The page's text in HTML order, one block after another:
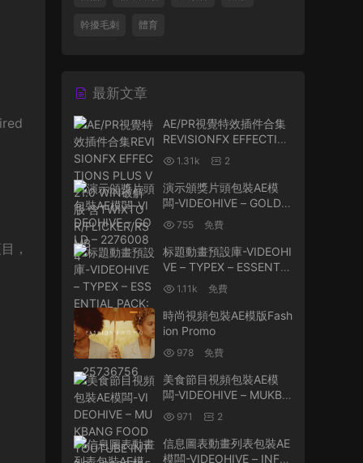
，
幹擾毛刺 體育
最新文章
AE/PR視覺特效插件合集
REVISIONFX EFFECTIO
NS PLUS V21.0 WIN破解
版 含TWIXTOR/FLICKE
R/RSMB
1.31k 2
演示頒獎片頭包裝AE模
闆-VIDEOHIVE – GOLD –
22760084
755 免費
标題動畫預設庫-VIDEOHI
VE – TYPEX – ESSENTIA
L PACK: TITLE ANIMATI
ON PRESETS LIBRARY
V1.2.2 – 25736756
1.11k 免費
時尚視頻包裝AE模版Fash
ion Promo
978 免費
美食節目視頻包裝AE模
闆-VIDEOHIVE – MUKBA
NG FOOD YOUTUBE IN
TRO – 23097953
971 2
信息圖表動畫列表包裝AE
模闆-VIDEOHIVE – INFO